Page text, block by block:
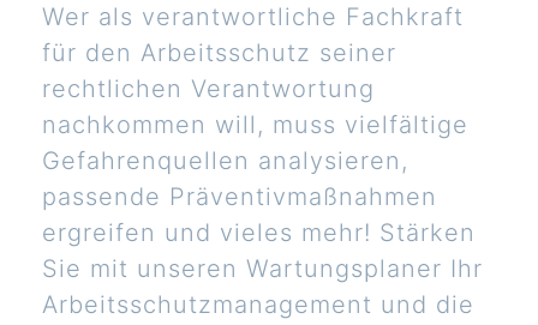
Wer als verantwortliche Fachkraft
für den Arbeitsschutz seiner
rechtlichen Verantwortung
nachkommen will, muss vielfältige
Gefahrenquellen analysieren,
passende Präventivmaßnahmen
ergreifen und vieles mehr! Stärken
Sie mit unseren Wartungsplaner Ihr
Arbeitsschutzmanagement und die